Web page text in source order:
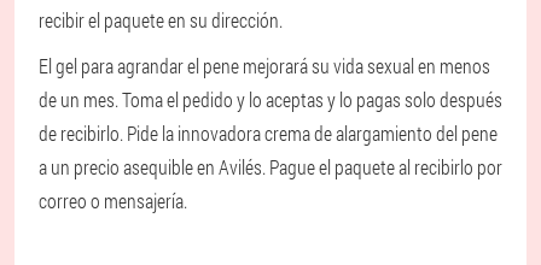
recibir el paquete en su dirección.
El gel para agrandar el pene mejorará su vida sexual en menos
de un mes. Toma el pedido y lo aceptas y lo pagas solo después
de recibirlo. Pide la innovadora crema de alargamiento del pene
a un precio asequible en Avilés. Pague el paquete al recibirlo por
correo o mensajería.